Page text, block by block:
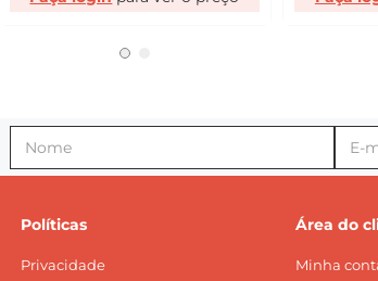
Políticas
Privacidade
Área do
Minha